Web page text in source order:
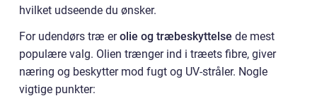
hvilket udseende du ønsker.
For udendørs træ erolie og træbeskyttelse de mest
populære valg. Olien trænger ind i træets fibre, giver
næring og beskytter mod fugt og UV-stråler. Nogle
vigtige punkter: